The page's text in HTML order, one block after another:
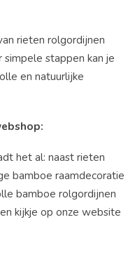
rieten rolgordijnen
stappen kan je
en natuurlijke
het al: naast rieten
bamboe raamdecoratie
bamboe rolgordijnen
kijkje op onze website